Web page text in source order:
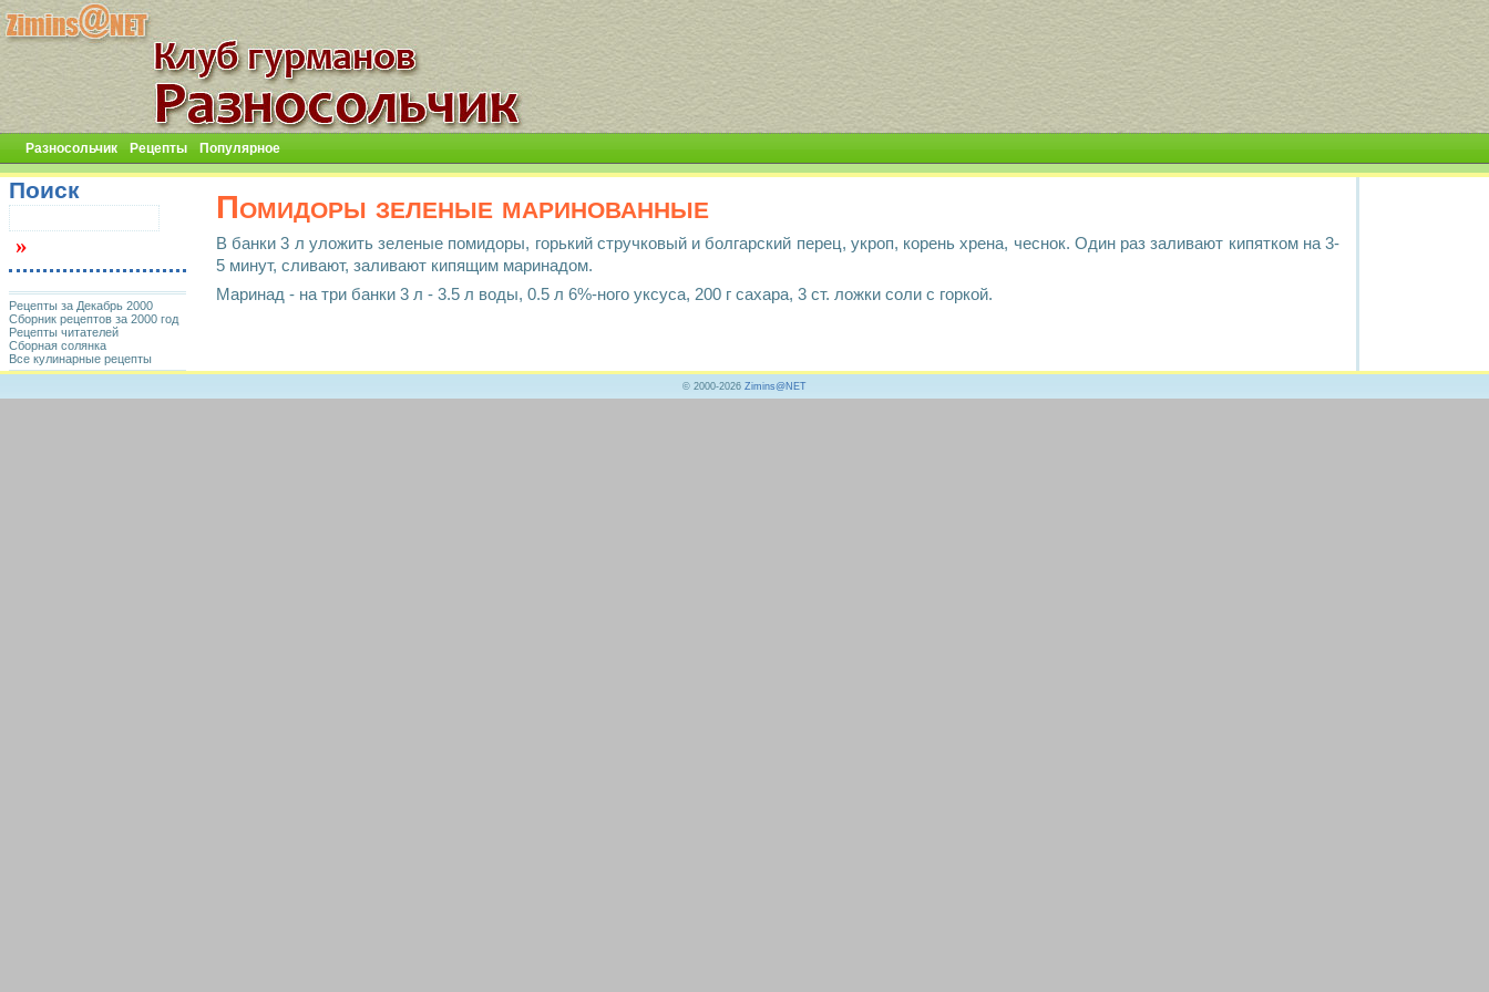
Разносольчик Рецепты Популярное
Помидоры зеленые маринованные
В банки 3 л уложить зеленые помидоры, горький стручковый и болгарский перец, укроп, корень хрена, чеснок. Один раз заливают кипятком на 3-
5 минут, сливают, заливают кипящим маринадом.
Маринад - на три банки 3 л - 3.5 л воды, 0.5 л 6%-ного уксуса, 200 г сахара, 3 ст. ложки соли с горкой.
Поиск
Рецепты за Декабрь 2000
Сборник рецептов за 2000 год
Рецепты читателей
Сборная солянка
Все кулинарные рецепты
© 2000-2026 Zimins@NET